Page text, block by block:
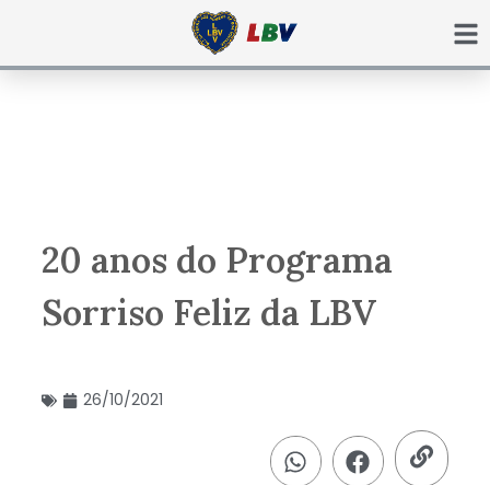
20 anos do Programa
Sorriso Feliz da LBV
26/10/2021